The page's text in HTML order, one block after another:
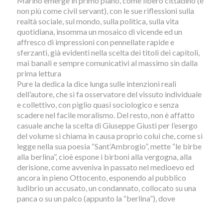
non più come civil servant), con le sue riflessioni sulla
realtà sociale, sul mondo, sulla politica, sulla vita
quotidiana, insomma un mosaico di vicende ed un
affresco di impressioni con pennellate rapide e
sferzanti, già evidenti nella scelta dei titoli dei capitoli,
mai banali e sempre comunicativi al massimo sin dalla
prima lettura
Pure la dedica la dice lunga sulle intenzioni reali
dell’autore, che si fa osservatore del vissuto individuale
e collettivo, con piglio quasi sociologico e senza
scadere nel facile moralismo. Del resto, non è affatto
casuale anche la scelta di Giuseppe Giusti per l’esergo
del volume si chiama in causa proprio colui che, come si
legge nella sua poesia “Sant’Ambrogio”, mette “le birbe
alla berlina”, cioè espone i birboni alla vergogna, alla
derisione, come avveniva in passato nel medioevo ed
ancora in pieno Ottocento, esponendo al pubblico
ludibrio un accusato, un condannato, collocato su una
panca o su un palco (appunto la “berlina”), dove